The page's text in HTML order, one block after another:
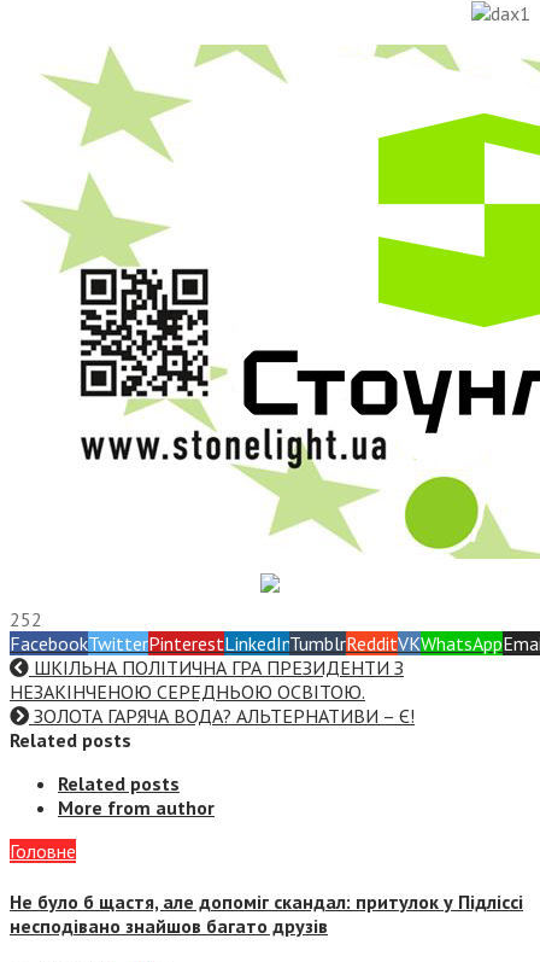
252
FacebookTwitterPinterestLinkedInTumblrRedditVKWhatsApp
ШКІЛЬНА ПОЛІТИЧНА ГРА ПРЕЗИДЕНТИ З
НЕЗАКІНЧЕНОЮ СЕРЕДНЬОЮ ОСВІТОЮ.
ЗОЛОТА ГАРЯЧА ВОДА? АЛЬТЕРНАТИВИ – Є!
Related posts
Related posts
More from author
Головне
Не було б щастя, але допоміг скандал: притулок у Підліссі
несподівано знайшов багато друзів